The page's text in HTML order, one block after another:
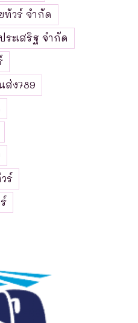
ทัวร์ จำกัด
ระเสริฐ จำกัด
ส่ง789
ร์